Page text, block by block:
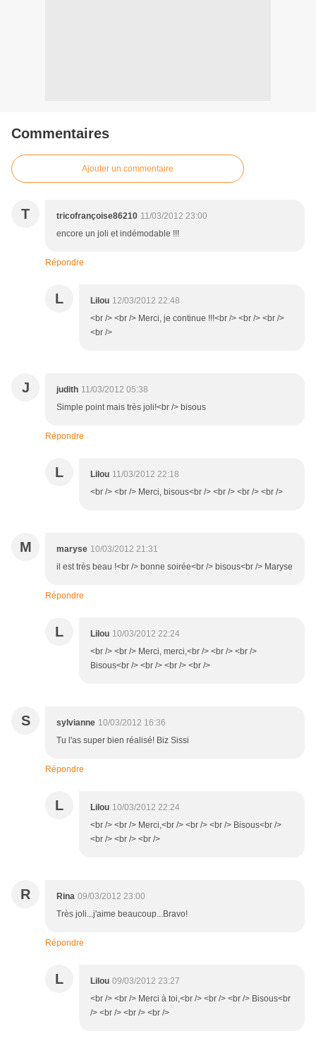
Commentaires
Ajouter un commentaire
T tricofrançoise86210 11/03/2012 23:00
encore un joli et indémodable !!!
Répondre
L Lilou 12/03/2012 22:48
<br /> <br /> Merci, je continue !!!<br /> <br /> <br />
<br />
J judith 11/03/2012 05:38
Simple point mais très joli!<br /> bisous
Répondre
L Lilou 11/03/2012 22:18
<br /> <br /> Merci, bisous<br /> <br /> <br /> <br />
M maryse 10/03/2012 21:31
il est très beau !<br /> bonne soirée<br /> bisous<br /> Maryse
Répondre
L Lilou 10/03/2012 22:24
<br /> <br /> Merci, merci,<br /> <br /> <br />
Bisous<br /> <br /> <br /> <br />
S sylvianne 10/03/2012 16:36
Tu l'as super bien réalisé! Biz Sissi
Répondre
L Lilou 10/03/2012 22:24
<br /> <br /> Merci,<br /> <br /> <br /> Bisous<br />
<br /> <br /> <br />
R Rina 09/03/2012 23:00
Très joli...j'aime beaucoup...Bravo!
Répondre
L Lilou 09/03/2012 23:27
<br /> <br /> Merci à toi,<br /> <br /> <br /> Bisous<br
/> <br /> <br /> <br />